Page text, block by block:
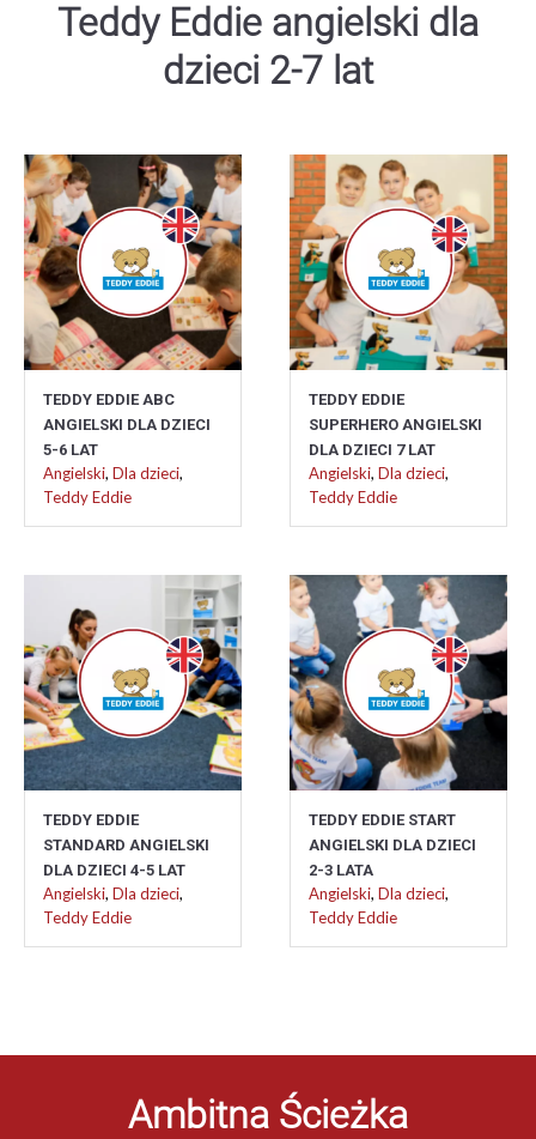
Teddy Eddie angielski dla
dzieci 2-7 lat
TEDDY EDDIE ABC
ANGIELSKI DLA DZIECI
5-6 LAT
Angielski,Dla dzieci,
Teddy Eddie
TEDDY EDDIE
SUPERHERO ANGIELSKI
DLA DZIECI 7 LAT
Angielski,Dla dzieci,
Teddy Eddie
TEDDY EDDIE
STANDARD ANGIELSKI
DLA DZIECI 4-5 LAT
Angielski,Dla dzieci,
Teddy Eddie
TEDDY EDDIE START
ANGIELSKI DLA DZIECI
2-3 LATA
Angielski,Dla dzieci,
Teddy Eddie
Ambitna Ścieżka